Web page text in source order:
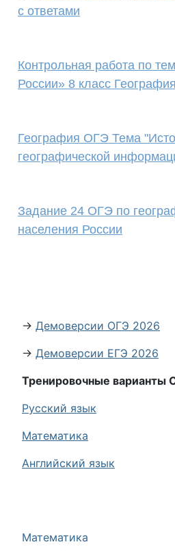
Математика
с ответами
Контрольная работа по
России» 8 класс География
География ОГЭ Тема
географической
Задание 24 ОГЭ по
населения России
→ Демоверсии ОГЭ 2026
→ Демоверсии ЕГЭ 2026
Тренировочные варианты
Русский язык
Математика
Английский язык